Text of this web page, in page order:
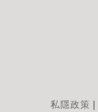
私隱政策 |